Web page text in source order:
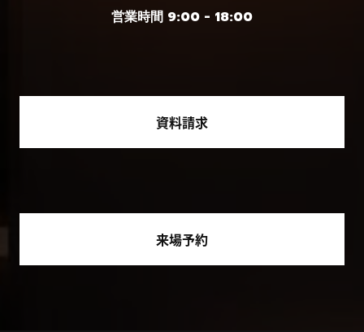
営業時間 9:00 - 18:00
資料請求
来場予約